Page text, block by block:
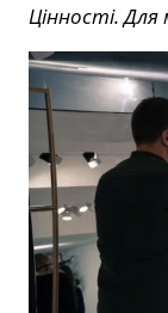
Цінності.